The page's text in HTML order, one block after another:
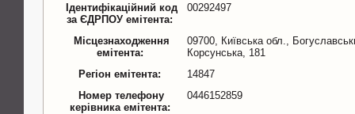
Ідентифікаційний код
за ЄДРПОУ емітента:
00292497
Місцезнаходження
емітента:
09700, Київська обл.,
Корсунська, 181
Регіон емітента:
14847
Номер телефону
керівника емітента:
0446152859